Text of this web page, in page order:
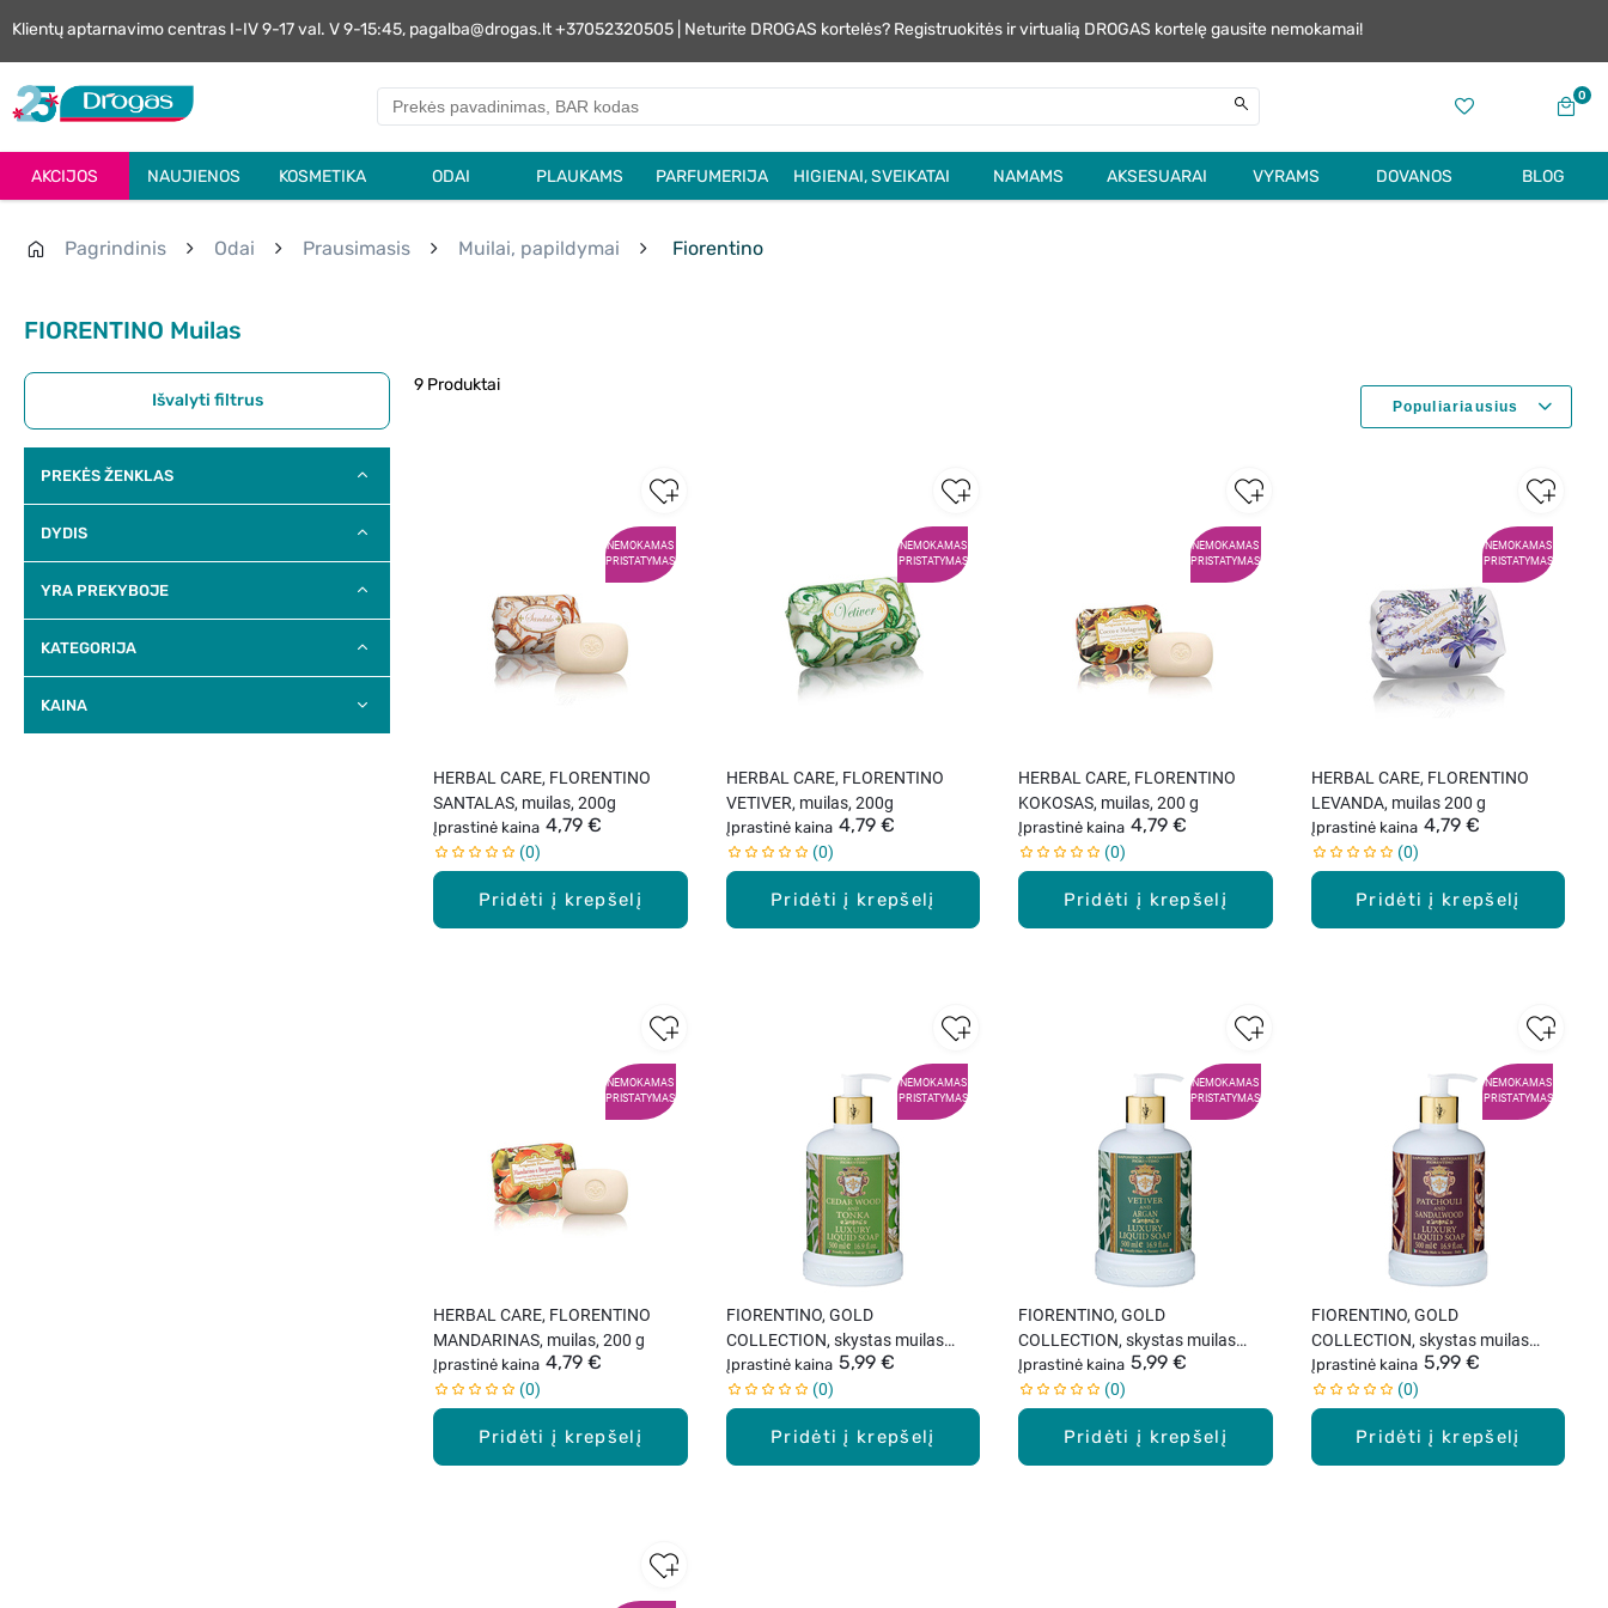
Klientų aptarnavimo centras I-IV 9-17 val. V 9-15:45, pagalba@drogas.lt +37052320505 | Neturite DROGAS kortelės? Registruokitės ir virtualią DROGAS kortelę gausite nemokamai!
0
AKCIJOS NAUJIENOS KOSMETIKA ODAI PLAUKAMS PARFUMERIJA HIGIENAI, SVEIKATAI NAMAMS AKSESUARAI VYRAMS DOVANOS BLOG
Pagrindinis Odai Prausimasis Muilai, papildymai Fiorentino
FIORENTINO Muilas
Išvalyti filtrus
PREKĖS ŽENKLAS
DYDIS
YRA PREKYBOJE
KATEGORIJA
KAINA
9 Produktai
NEMOKAMAS
PRISTATYMAS
Pridėti į krepšelį
HERBAL CARE, FLORENTINO
SANTALAS, muilas, 200g
Įprastinė kaina 4,79 €
0
NEMOKAMAS
PRISTATYMAS
Pridėti į krepšelį
HERBAL CARE, FLORENTINO
VETIVER, muilas, 200g
Įprastinė kaina 4,79 €
0
NEMOKAMAS
PRISTATYMAS
Pridėti į krepšelį
HERBAL CARE, FLORENTINO
KOKOSAS, muilas, 200 g
Įprastinė kaina 4,79 €
0
NEMOKAMAS
PRISTATYMAS
Pridėti į krepšelį
HERBAL CARE, FLORENTINO
LEVANDA, muilas 200 g
Įprastinė kaina 4,79 €
0
NEMOKAMAS
PRISTATYMAS
Pridėti į krepšelį
HERBAL CARE, FLORENTINO
MANDARINAS, muilas, 200 g
Įprastinė kaina 4,79 €
0
NEMOKAMAS
PRISTATYMAS
Pridėti į krepšelį
FIORENTINO, GOLD
COLLECTION, skystas muilas
rankoms, kedro ir tonka aromato,
500 ml
Įprastinė kaina 5,99 €
0
NEMOKAMAS
PRISTATYMAS
Pridėti į krepšelį
FIORENTINO, GOLD
COLLECTION, skystas muilas
rankoms, vetiverijų ir argano
aromato, 500 ml
Įprastinė kaina 5,99 €
0
NEMOKAMAS
PRISTATYMAS
Pridėti į krepšelį
FIORENTINO, GOLD
COLLECTION, skystas muilas
rankoms, pačiulių ir sandalo
aromato, 500 ml
Įprastinė kaina 5,99 €
0